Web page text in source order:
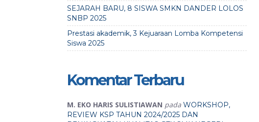
SEJARAH BARU, 8 SISWA SMKN DANDER LOLOS
SNBP 2025
Prestasi akademik, 3 Kejuaraan Lomba Kompetensi
Siswa 2025
Komentar Terbaru
M. EKO HARIS SULISTIAWAN pada WORKSHOP,
REVIEW KSP TAHUN 2024/2025 DAN